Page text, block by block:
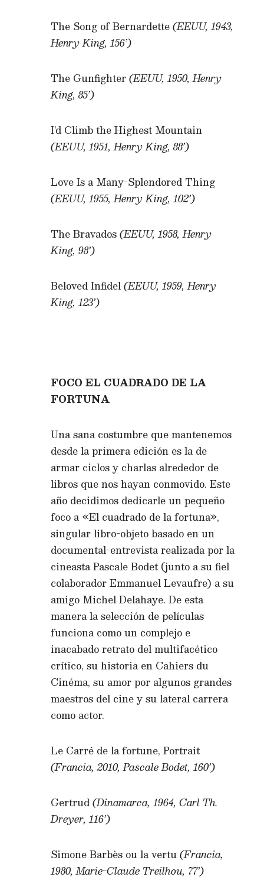
The Song of Bernardette(EEUU, 1943,
Henry King, 156’)
The Gunfighter(EEUU, 1950, Henry
King, 85’)
I’d Climb the Highest Mountain
(EEUU, 1951, Henry King, 88’)
Love Is a Many-Splendored Thing
(EEUU, 1955, Henry King, 102’)
The Bravados(EEUU, 1958, Henry
King, 98’)
Beloved Infidel(EEUU, 1959, Henry
King, 123’)
FOCO EL CUADRADO DE LA
FORTUNA
Una sana costumbre que mantenemos
desde la primera edición es la de
armar ciclos y charlas alrededor de
libros que nos hayan conmovido. Este
año decidimos dedicarle un pequeño
foco a «El cuadrado de la fortuna»,
singular libro-objeto basado en un
documental-entrevista realizada por la
cineasta Pascale Bodet (junto a su fiel
colaborador Emmanuel Levaufre) a su
amigo Michel Delahaye. De esta
manera la selección de películas
funciona como un complejo e
inacabado retrato del multifacético
crítico, su historia en Cahiers du
Cinéma, su amor por algunos grandes
maestros del cine y su lateral carrera
como actor.
Le Carré de la fortune, Portrait
(Francia, 2010, Pascale Bodet, 160’)
Gertrud(Dinamarca, 1964, Carl Th.
Dreyer, 116’)
Simone Barbès ou la vertu(Francia,
1980, Marie-Claude Treilhou, 77’)